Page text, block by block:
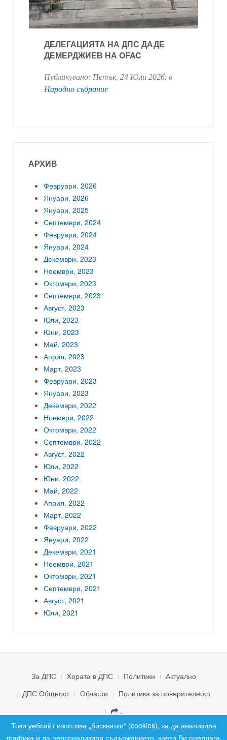
ДЕЛЕГАЦИЯТА НА ДПС ДАДЕ
ДЕМЕРДЖИЕВ НА OFAC
Публикувано: Петък, 24 Юли 2026. в
Народно събрание
АРХИВ
Февруари, 2026
Януари, 2026
Януари, 2025
Септември, 2024
Февруари, 2024
Януари, 2024
Декември, 2023
Ноември, 2023
Октомври, 2023
Септември, 2023
Август, 2023
Юли, 2023
Юни, 2023
Май, 2023
Април, 2023
Март, 2023
Февруари, 2023
Януари, 2023
Декември, 2022
Ноември, 2022
Октомври, 2022
Септември, 2022
Август, 2022
Юли, 2022
Юни, 2022
Май, 2022
Април, 2022
Март, 2022
Февруари, 2022
Януари, 2022
Декември, 2021
Ноември, 2021
Октомври, 2021
Септември, 2021
Август, 2021
Юли, 2021
За ДПС Хората в ДПС Политики
Актуално
ДПС Общност
Области
Политика за поверителност
.
© 2026 ДПС България. Всички права запазени.
Този уебсайт използва „бисквитки“ (cookies), за да анализира
трафика и да персонализира съдържанието, което Ви предлага.